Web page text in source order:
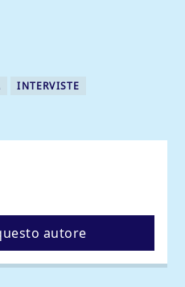
INTERVISTE
autore